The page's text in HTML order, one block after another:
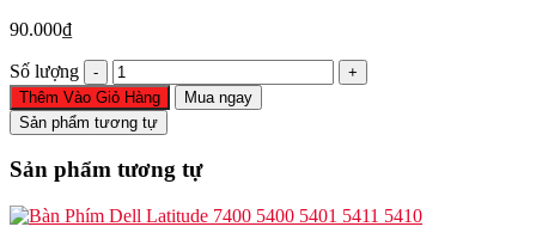
90.000₫
Số lượng
Cáp
pin
Dell
Latitude
Y4FRN
lượng
Thêm Vào Giỏ Hàng
Mua ngay
Sản phẩm tương tự
Sản phẩm tương tự